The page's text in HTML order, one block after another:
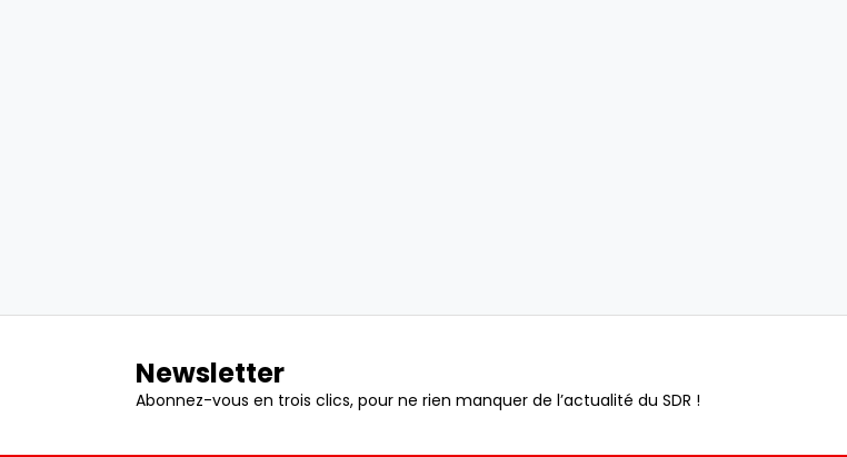
Newsletter
Abonnez-vous en trois clics, pour ne rien manquer de l’actualité du SDR !